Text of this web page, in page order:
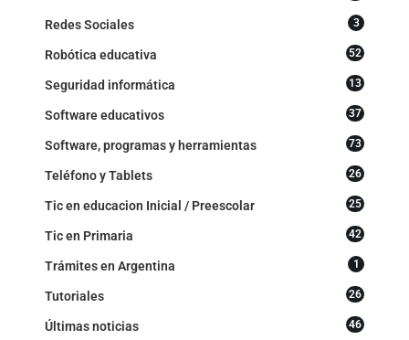
Redes Sociales 3
Robótica educativa 52
Seguridad informática 13
Software educativos 37
Software, programas y herramientas 73
Teléfono y Tablets 26
Tic en educacion Inicial / Preescolar 25
Tic en Primaria 42
Trámites en Argentina 1
Tutoriales 26
Últimas noticias 46